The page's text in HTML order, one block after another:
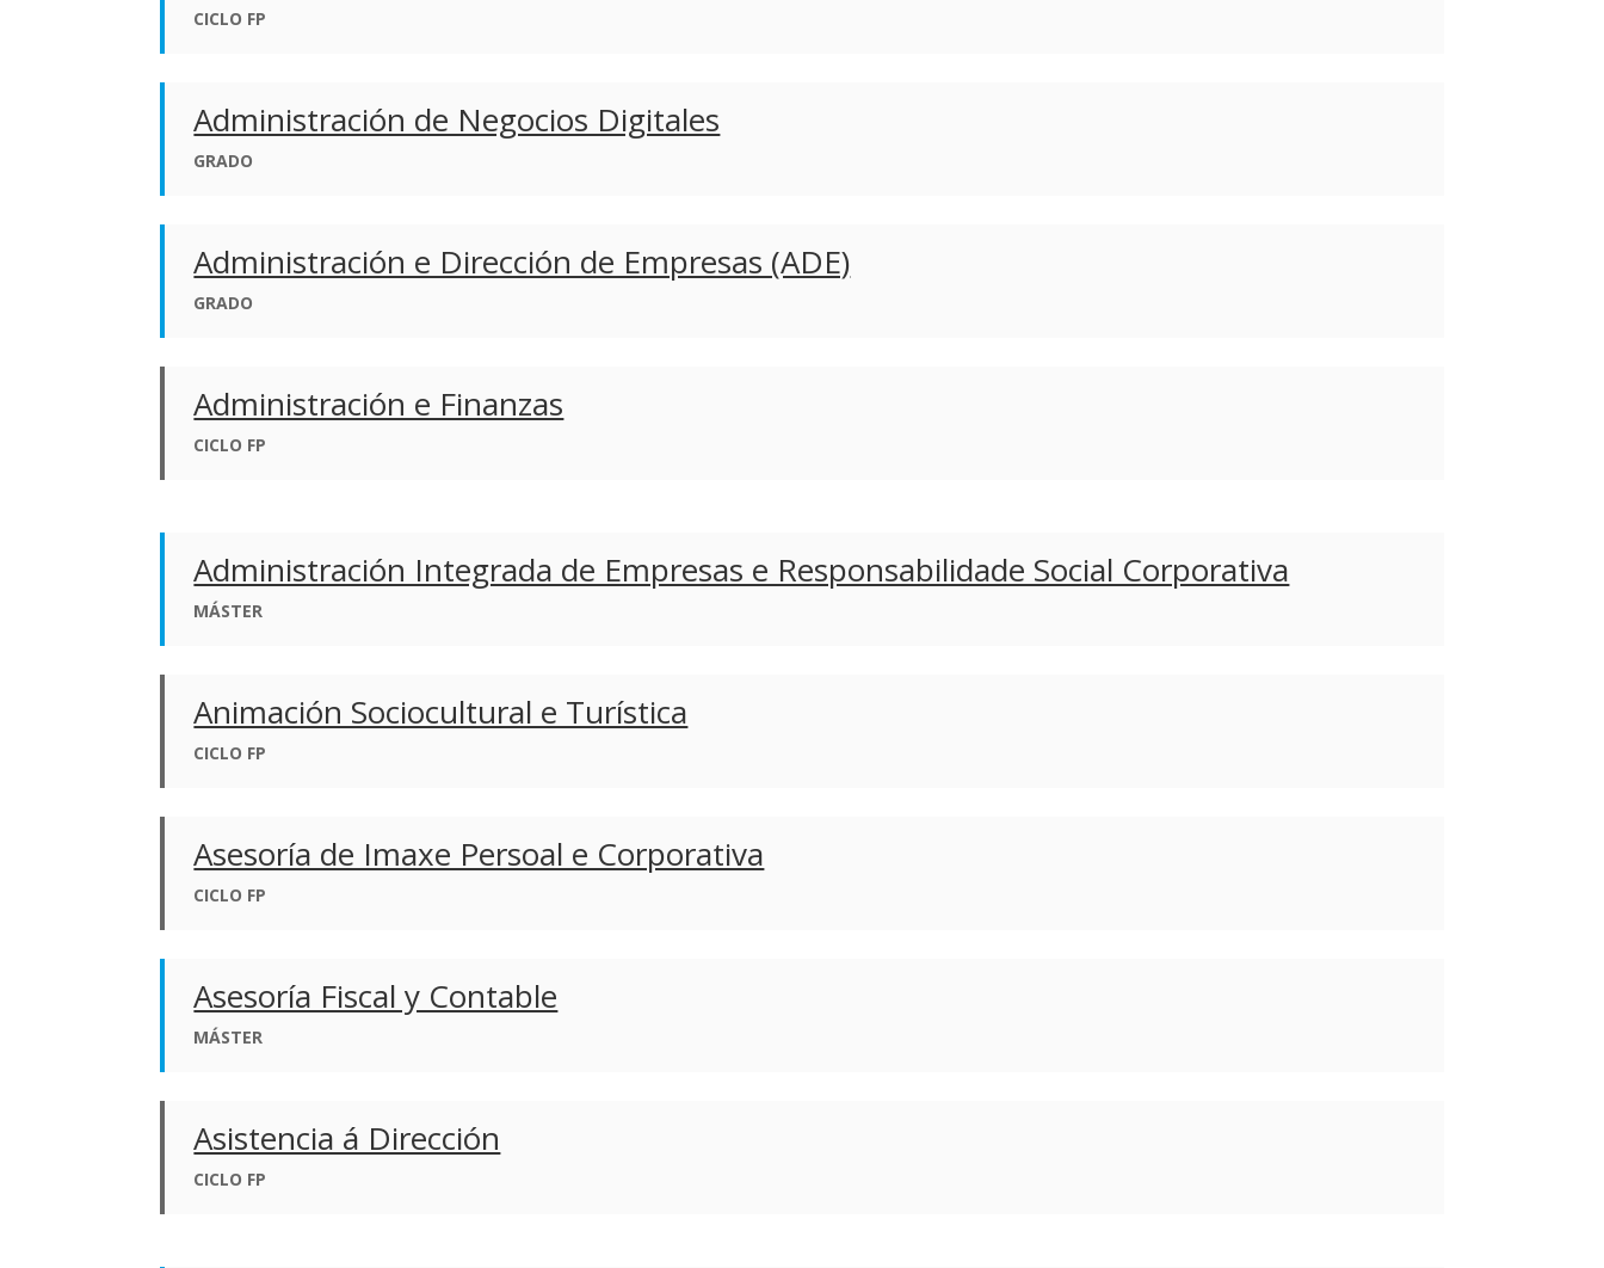
CICLO FP
Administración de Negocios Digitales
GRADO
Administración e Dirección de Empresas (ADE)
GRADO
Administración e Finanzas
CICLO FP
Administración Integrada de Empresas e Responsabilidade Social Corporativa
MÁSTER
Animación Sociocultural e Turística
CICLO FP
Asesoría de Imaxe Persoal e Corporativa
CICLO FP
Asesoría Fiscal y Contable
MÁSTER
Asistencia á Dirección
CICLO FP